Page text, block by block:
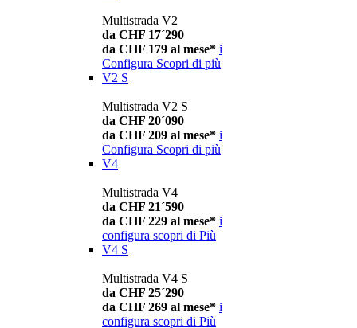
Multistrada V2
da CHF 17´290
da CHF 179 al mese* i
Configura Scopri di più
V2 S
Multistrada V2 S
da CHF 20´090
da CHF 209 al mese* i
Configura Scopri di più
V4
Multistrada V4
da CHF 21´590
da CHF 229 al mese* i
configura scopri di Più
V4 S
Multistrada V4 S
da CHF 25´290
da CHF 269 al mese* i
configura scopri di Più